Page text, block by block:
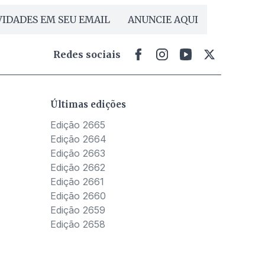
EM SEU EMAIL ANUNCIE AQUI
Redes sociais
Últimas edições
Edição 2665
Edição 2664
Edição 2663
Edição 2662
Edição 2661
Edição 2660
Edição 2659
Edição 2658